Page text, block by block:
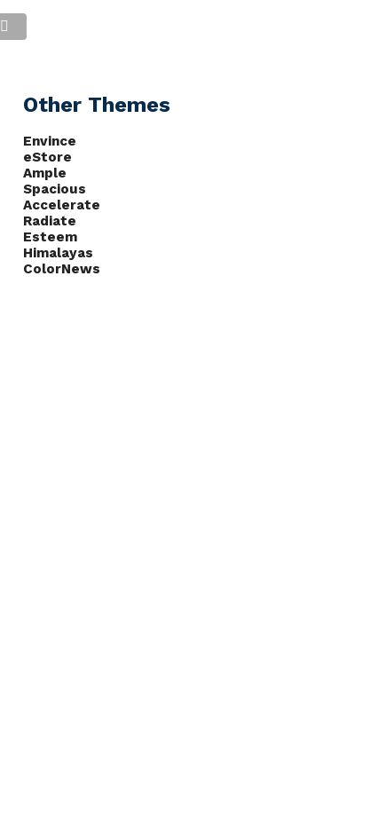
NOTÍCIAS
Other Themes
Envince
eStore
Ample
Spacious
Accelerate
Radiate
Esteem
Himalayas
ColorNews